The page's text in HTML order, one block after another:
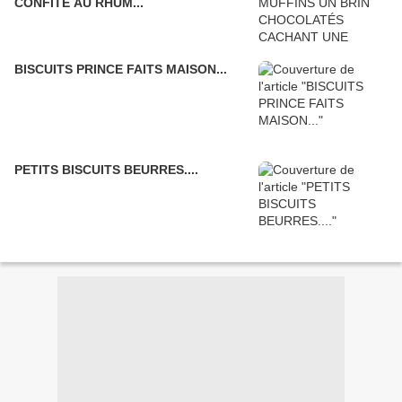
BISCUITS PRINCE FAITS MAISON...
PETITS BISCUITS BEURRES....